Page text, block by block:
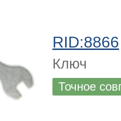
RID:8866
Ключ
Точное